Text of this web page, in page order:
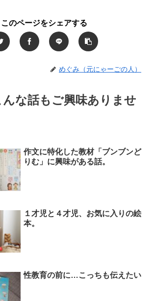
このページをシェアする
めぐみ（元にゃーごの人）
な話もご興味ありませ
作文に特化した教材「ブンブンど
りむ」に興味がある話。
１才児と４才児、お気に入りの絵
本。
性教育の前に…こっちも伝えたい